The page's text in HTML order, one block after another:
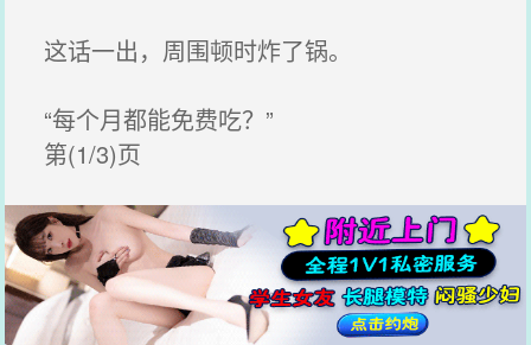
这话一出，周围顿时炸了锅。
“每个月都能免费吃？”
第(1/3)页